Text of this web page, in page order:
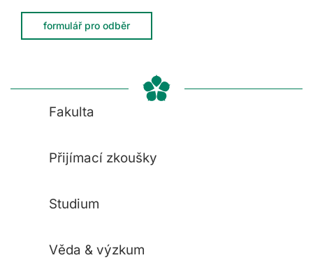
formulář pro odběr
Fakulta
Přijímací zkoušky
Studium
Věda & výzkum